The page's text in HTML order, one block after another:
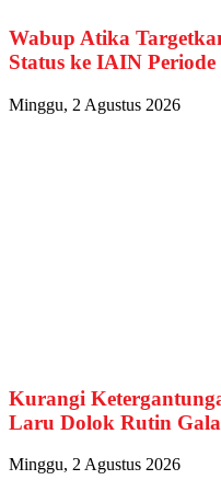
Wabup Atika
Status ke IAIN
Minggu, 2 Agustus 2026
Kurangi
Laru Dolok Rutin
Minggu, 2 Agustus 2026